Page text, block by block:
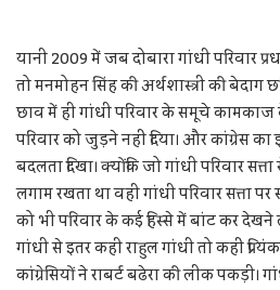
यानी 2009 में जब दोबारा गांधी परिवार
तो मनमोहन सिंह की अर्थशास्त्री की
छाव में ही गांधी परिवार के समूचे कामकाज
परिवार को जुड़ने नहीं दिया। और कांग्रेस
बदलता दिखा। क्योंकि जो गांधी परिवार
लगाम रखता था वही गांधी परिवार सत्ता
को भी परिवार के कई हिस्से में बांट कर
गांधी से इतर कही राहुल गांधी तो कहीं
कांग्रेसियों ने राबर्ट बढेरा की लीक पकड़ी।